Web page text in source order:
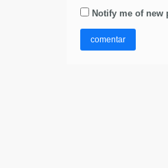
Notify me of new